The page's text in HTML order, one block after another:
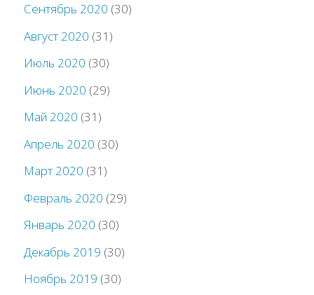
Сентябрь 2020 (30)
Август 2020 (31)
Июль 2020 (30)
Июнь 2020 (29)
Май 2020 (31)
Апрель 2020 (30)
Март 2020 (31)
Февраль 2020 (29)
Январь 2020 (30)
Декабрь 2019 (30)
Ноябрь 2019 (30)